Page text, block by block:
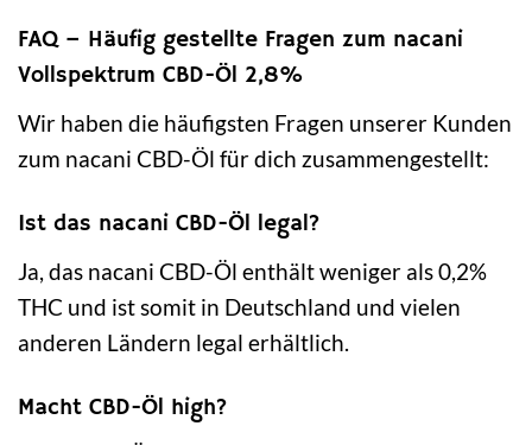
FAQ – Häufig gestellte Fragen zum nacani
Vollspektrum CBD-Öl 2,8%
Wir haben die häufigsten Fragen unserer Kunden
zum nacani CBD-Öl für dich zusammengestellt:
Ist das nacani CBD-Öl legal?
Ja, das nacani CBD-Öl enthält weniger als 0,2%
THC und ist somit in Deutschland und vielen
anderen Ländern legal erhältlich.
Macht CBD-Öl high?